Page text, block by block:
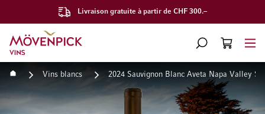
Livraison gratuite à partir de CHF 300.–
Aller à la page d'accueil
CHERCHERPANIER
Accueil Vins blancs 2024 Sauvignon Blanc Aveta Napa Valley
Passer à la fin de la galerie d’images
Passer au début de la